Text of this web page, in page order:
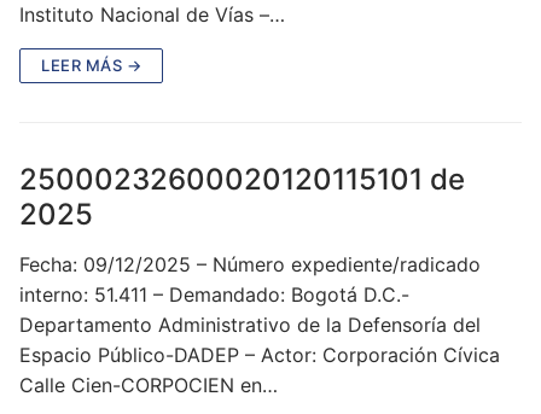
Instituto Nacional de Vías –…
LEER MÁS →
25000232600020120115101 de
2025
Fecha: 09/12/2025 – Número expediente/radicado
interno: 51.411 – Demandado: Bogotá D.C.-
Departamento Administrativo de la Defensoría del
Espacio Público-DADEP – Actor: Corporación Cívica
Calle Cien-CORPOCIEN en…